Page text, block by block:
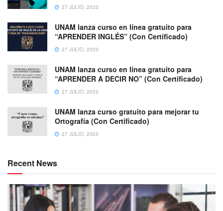
27 JULIO, 2023
UNAM lanza curso en línea gratuito para
“APRENDER INGLÉS” (Con Certificado)
27 JULIO, 2023
UNAM lanza curso en línea gratuito para
“APRENDER A DECIR NO” (Con Certificado)
27 JULIO, 2023
UNAM lanza curso gratuito para mejorar tu
Ortografía (Con Certificado)
27 JULIO, 2023
Recent News